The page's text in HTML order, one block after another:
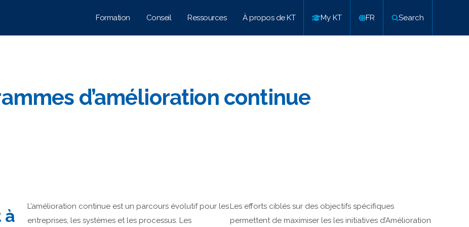
Formation Conseil Ressources À propos de KT My KT FR Search
d’amélioration continue
à
L’amélioration continue est un parcours évolutif pour les
entreprises, les systèmes et les processus. Les
Les efforts ciblés sur des objectifs spécifiques
permettent de maximiser les les initiatives d’Amélioration